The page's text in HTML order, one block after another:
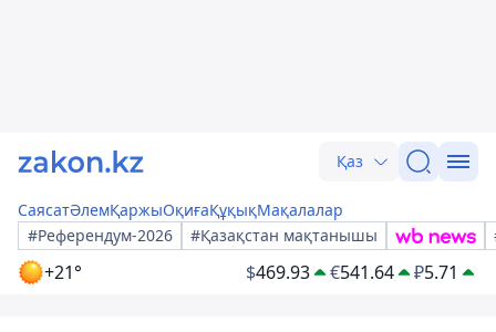
Қаз
СаясатӘлемҚаржыОқиғаҚұқықМақалалар
#Референдум-2026
#Қазақстан мақтанышы
+21° $469.93 €541.64 ₽5.71